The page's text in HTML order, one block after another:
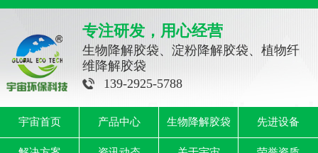
专注研发，用心经营
生物降解胶袋、淀粉降解胶袋、植物纤
维降解胶袋
139-2925-5788
宇宙首页 产品中心 生物降解胶袋 先进设备